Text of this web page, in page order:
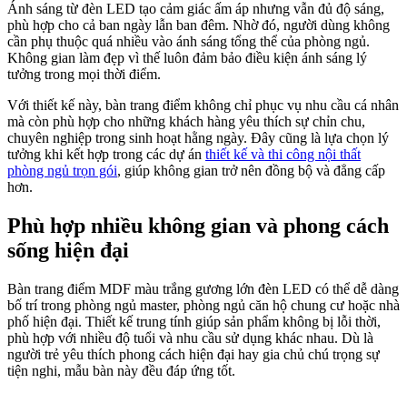
Ánh sáng từ đèn LED tạo cảm giác ấm áp nhưng vẫn đủ độ sáng,
phù hợp cho cả ban ngày lẫn ban đêm. Nhờ đó, người dùng không
cần phụ thuộc quá nhiều vào ánh sáng tổng thể của phòng ngủ.
Không gian làm đẹp vì thế luôn đảm bảo điều kiện ánh sáng lý
tưởng trong mọi thời điểm.
Với thiết kế này, bàn trang điểm không chỉ phục vụ nhu cầu cá nhân
mà còn phù hợp cho những khách hàng yêu thích sự chỉn chu,
chuyên nghiệp trong sinh hoạt hằng ngày. Đây cũng là lựa chọn lý
tưởng khi kết hợp trong các dự án thiết kế và thi công nội thất
phòng ngủ trọn gói, giúp không gian trở nên đồng bộ và đẳng cấp
hơn.
Phù hợp nhiều không gian và phong cách
sống hiện đại
Bàn trang điểm MDF màu trắng gương lớn đèn LED có thể dễ dàng
bố trí trong phòng ngủ master, phòng ngủ căn hộ chung cư hoặc nhà
phố hiện đại. Thiết kế trung tính giúp sản phẩm không bị lỗi thời,
phù hợp với nhiều độ tuổi và nhu cầu sử dụng khác nhau. Dù là
người trẻ yêu thích phong cách hiện đại hay gia chủ chú trọng sự
tiện nghi, mẫu bàn này đều đáp ứng tốt.